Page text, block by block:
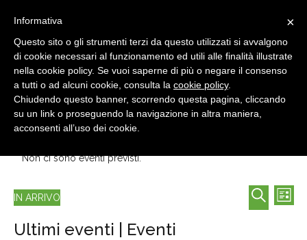
Non ci sono eventi previsti.
Eventi
Ricerca
LISTA
IN ARRIVO
laUltimi eventi | Eventi
×
Informativa
Questo sito o gli strumenti terzi da questo utilizzati si avvalgono
di cookie necessari al funzionamento ed utili alle finalità illustrate
nella cookie policy. Se vuoi saperne di più o negare il consenso
a tutti o ad alcuni cookie, consulta la cookie policy.
Chiudendo questo banner, scorrendo questa pagina, cliccando
su un link o proseguendo la navigazione in altra maniera,
acconsenti all’uso dei cookie.